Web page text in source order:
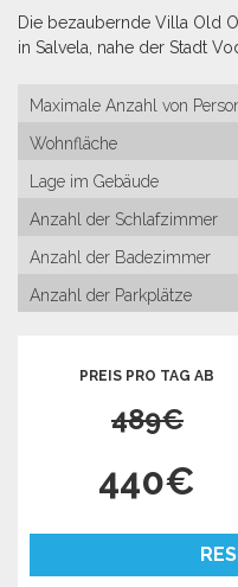
Die bezaubernde Villa Old
in Salvela, nahe der Stadt
Maximale Anzahl von
Wohnfläche
Lage im Gebäude
Anzahl der Schlafzimmer
Anzahl der Badezimmer
Anzahl der Parkplätze
PREIS PRO TAG AB
489€
440€